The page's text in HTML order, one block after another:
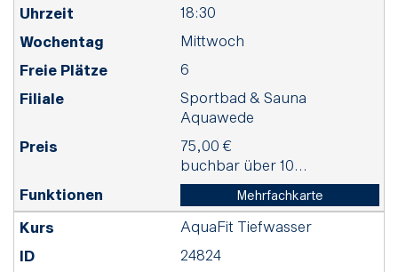
18:30
Mittwoch
6
Sportbad & Sauna
Aquawede
75,00 €
buchbar über 10...
Mehrfachkarte
AquaFit Tiefwasser
24824